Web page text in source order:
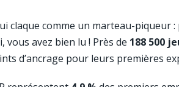
claque comme un marteau-piqueur
vous avez bien lu ! Près de 188 500
d’ancrage pour leurs premières